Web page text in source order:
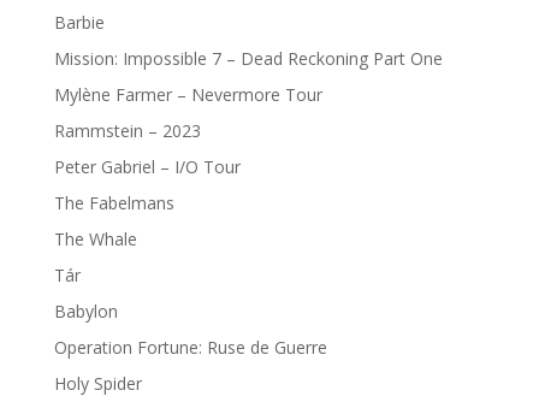
Barbie
Mission: Impossible 7 – Dead Reckoning Part One
Mylène Farmer – Nevermore Tour
Rammstein – 2023
Peter Gabriel – I/O Tour
The Fabelmans
The Whale
Tár
Babylon
Operation Fortune: Ruse de Guerre
Holy Spider